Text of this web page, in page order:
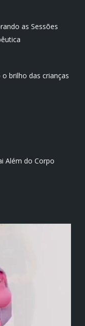
as Sessões
brilho das crianças
Além do Corpo